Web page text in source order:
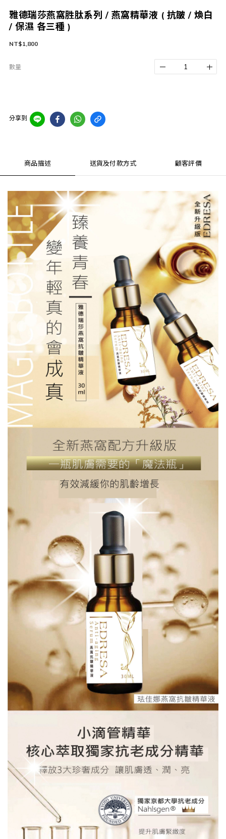
雅德瑞莎燕窩胜肽系列 / 燕窩精華液 ( 抗皺 / 煥白
/ 保濕 各三種 )
NT$1,800
數量
分享到
商品描述 送貨及付款方式 顧客評價